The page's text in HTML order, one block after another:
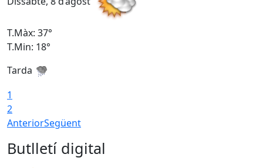
T.Màx: 37°
T.Min: 18°
Tarda
1
2
AnteriorSegüent
Butlletí digital